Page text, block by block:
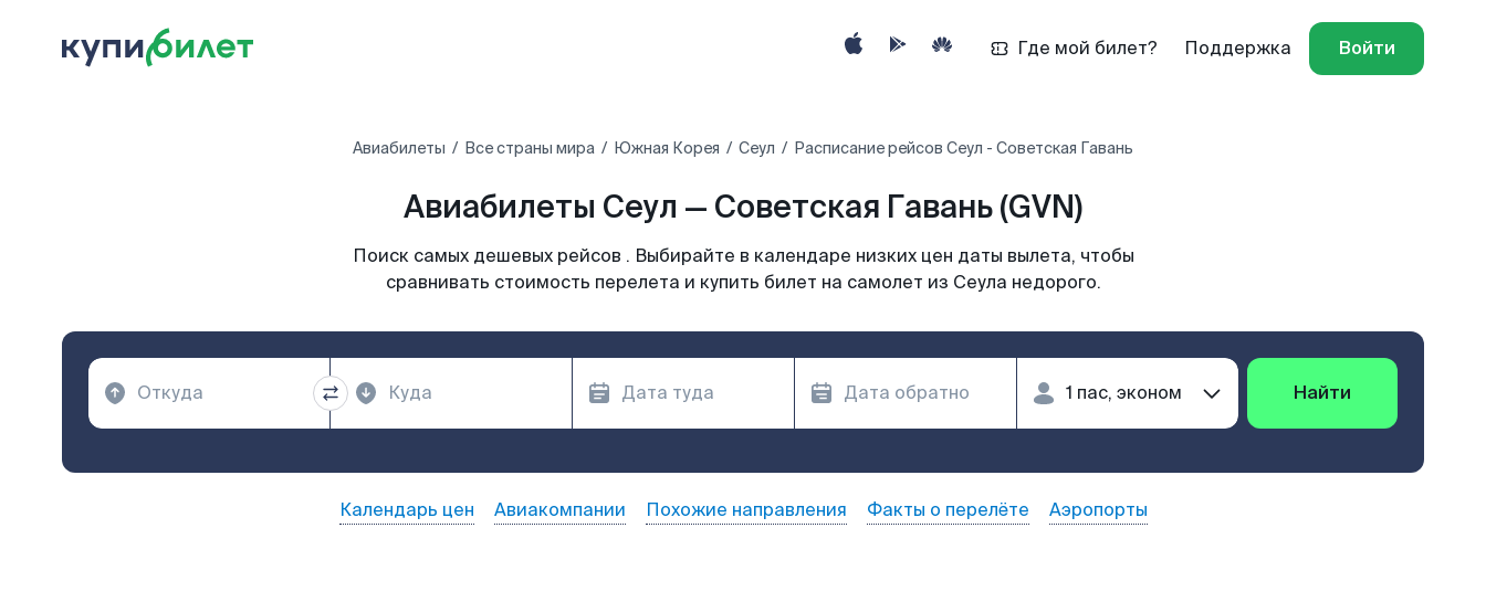
Где мой билет? Поддержка Войти
Авиабилеты Все страны мира Южная Корея Сеул Расписание рейсов Сеул - Советская Гавань
Авиабилеты Сеул — Советская Гавань (GVN)
Поиск самых дешевых рейсов . Выбирайте в календаре низких цен даты вылета, чтобы
сравнивать стоимость перелета и купить билет на самолет из Сеула недорого.
Найти
Календарь цен Авиакомпании Похожие направления Факты о перелёте Аэропорты